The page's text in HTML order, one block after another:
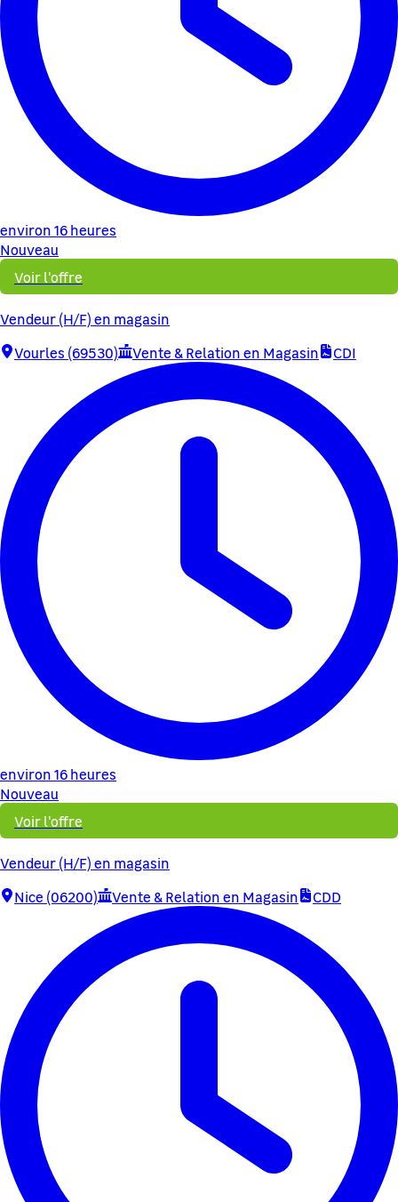
environ 16 heures
Nouveau
Voir l'offre
Vendeur (H/F) en magasin
Vourles (69530)
Vente & Relation en Magasin CDI
environ 16 heures
Nouveau
Voir l'offre
Vendeur (H/F) en magasin
Nice (06200)
Vente & Relation en Magasin CDD